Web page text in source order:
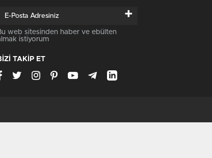
+
web sitesinden haber ve ebülten
istiyorum
TAKİP ET